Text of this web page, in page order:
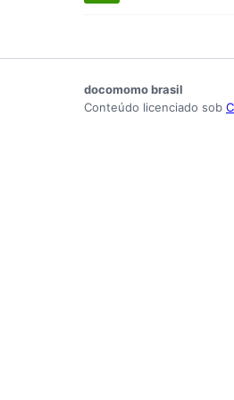
docomomo brasil
Conteúdo licenciado sob